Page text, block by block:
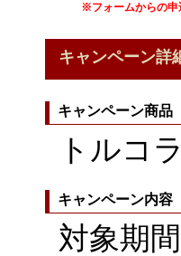
※フォームからの申
キャンペーン詳
キャンペーン商品
トルコ
キャンペーン内容
対象期